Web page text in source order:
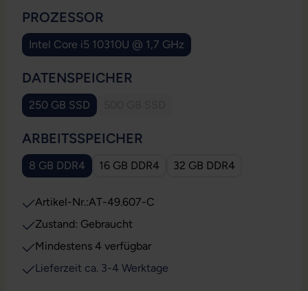
PROZESSOR
Intel Core i5 10310U @ 1,7 GHz
DATENSPEICHER
250 GB SSD
ARBEITSSPEICHER
8 GB DDR4 16 GB DDR4 32 GB DDR4
Artikel-Nr.:AT-49.607-C
Zustand: Gebraucht
Mindestens 4 verfügbar
Lieferzeit ca. 3-4 Werktage